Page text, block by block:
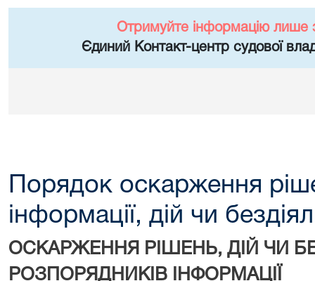
Отримуйте інформацію лише
Єдиний Контакт-центр судової
Порядок оскарження
інформації, дій чи
ОСКАРЖЕННЯ РІШЕНЬ, ДІЙ ЧИ
РОЗПОРЯДНИКІВ ІНФОРМАЦІЇ